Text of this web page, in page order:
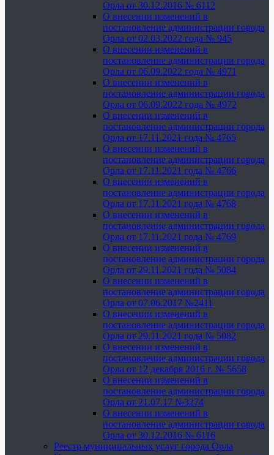
Орла от 30.12.2016 № 6112
О внесении изменений в
постановление администрации города
Орла от 02.03.2022 года № 945
О внесении изменений в
постановление администрации города
Орла от 06.09.2022 года № 4971
О внесении изменений в
постановление администрации города
Орла от 06.09.2022 года № 4972
О внесении изменений в
постановление администрации города
Орла от 17.11.2021 года № 4765
О внесении изменений в
постановление администрации города
Орла от 17.11.2021 года № 4766
О внесении изменений в
постановление администрации города
Орла от 17.11.2021 года № 4768
О внесении изменений в
постановление администрации города
Орла от 17.11.2021 года № 4769
О внесении изменений в
постановление администрации города
Орла от 29.11.2021 года № 5084
О внесении изменений в
постановление администрации города
Орла от 07.06.2017 №2411
О внесении изменений в
постановление администрации города
Орла от 29.11.2021 года № 5082
О внесении изменений в
постановление администрации города
Орла от 12 декабря 2016 г. № 5658
О внесении изменений в
постановление администрации города
Орла от 21.07.17 №3274
О внесении изменений в
постановление администрации города
Орла от 30.12.2016 № 6116
Реестр муниципальных услуг города Орла